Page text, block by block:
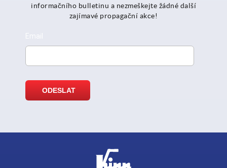
informačního bulletinu a nezmeškejte žádné další
zajímavé propagační akce!